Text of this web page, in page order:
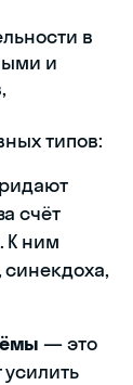
в
и
типов:
счёт
К ним
— это